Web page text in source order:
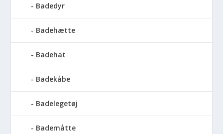
Badedyr
Badehætte
Badehat
Badekåbe
Badelegetøj
Bademåtte